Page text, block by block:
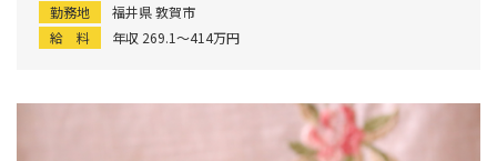
勤務地
福井県 敦賀市
給 料
年収 269.1〜414万円